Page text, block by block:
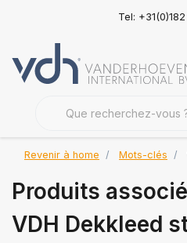
Tel:
Revenir à home Mots-clés
Produits
VDH Dekkleed